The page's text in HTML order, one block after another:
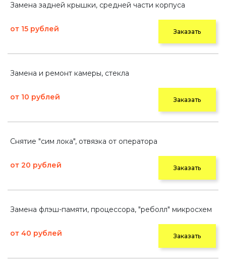
Замена задней крышки, средней части корпуса
от 15 рублей Заказать
Замена и ремонт камеры, стекла
от 10 рублей Заказать
Снятие "сим лока", отвязка от оператора
от 20 рублей Заказать
Замена флэш-памяти, процессора, "реболл" микросхем
от 40 рублей Заказать